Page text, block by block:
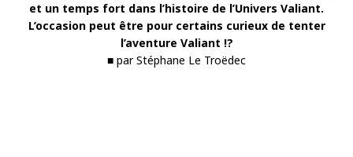
et un temps fort dans l’histoire de l’Univers Valiant.
L’occasion peut être pour certains curieux de tenter
l’aventure Valiant !?
■ par Stéphane Le Troëdec